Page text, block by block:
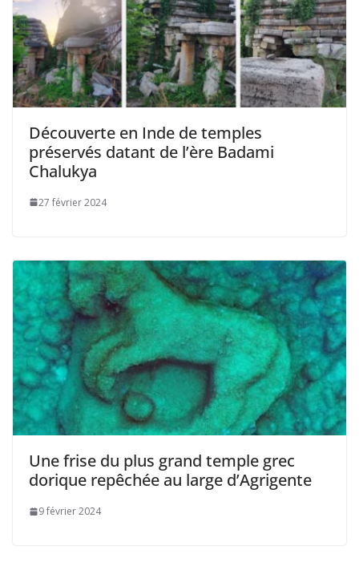
Découverte en Inde de temples
préservés datant de l’ère Badami
Chalukya
27 février 2024
Une frise du plus grand temple grec
dorique repêchée au large d’Agrigente
9 février 2024